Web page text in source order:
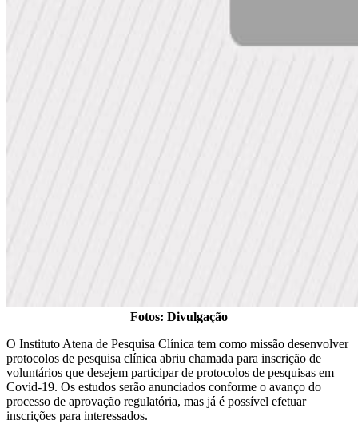
Fotos: Divulgação
O Instituto Atena de Pesquisa Clínica tem como missão desenvolver
protocolos de pesquisa clínica abriu chamada para inscrição de
voluntários que desejem participar de protocolos de pesquisas em
Covid-19. Os estudos serão anunciados conforme o avanço do
processo de aprovação regulatória, mas já é possível efetuar
inscrições para interessados.